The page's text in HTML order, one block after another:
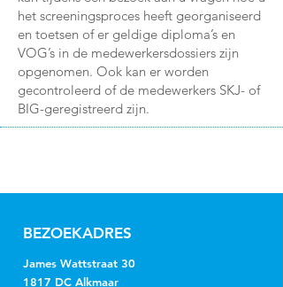
het screeningsproces heeft georganiseerd
en toetsen of er geldige diploma’s en
VOG’s in de medewerkersdossiers zijn
opgenomen. Ook kan er worden
gecontroleerd of de medewerkers SKJ- of
BIG-geregistreerd zijn.
BEZOEKADRES
James Wattstraat 30
1817 DC Alkmaar